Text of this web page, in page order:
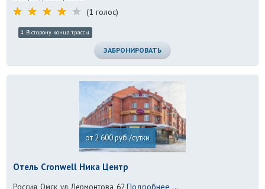
(1 голос)
В сторону конца трассы
ЗАБРОНИРОВАТЬ
от 2 600 руб./сутки
Отель Cronwell Ника Центр
Подробнее ...